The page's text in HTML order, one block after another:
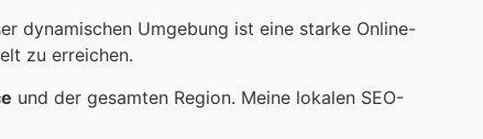
dynamischen Umgebung ist eine starke Online-
zu erreichen.
und der gesamten Region. Meine lokalen SEO-